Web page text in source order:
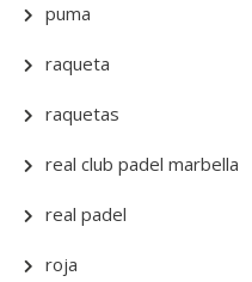
puma
raqueta
raquetas
real club padel marbella
real padel
roja